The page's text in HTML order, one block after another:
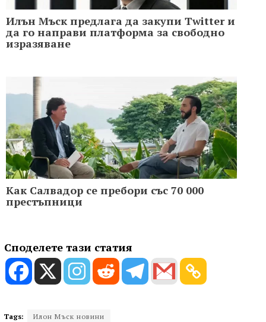
Илън Мъск предлага да закупи Twitter и
да го направи платформа за свободно
изразяване
Как Салвадор се пребори със 70 000
престъпници
Споделете тази статия
Tags: Илон Мъск новини